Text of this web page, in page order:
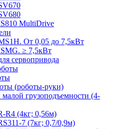
MultiDrive
От 0,05 до 7,5кВт
≥ 7,5кВт
сервопривода
(роботы-руки)
грузоподъемности (4-
R4 (4кг; 0,56м)
7 (7кг; 0,7/0,9м)